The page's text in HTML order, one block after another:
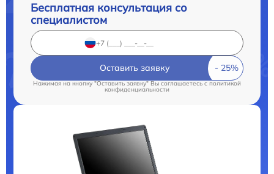
Бесплатная консультация со
специалистом
Оставить заявку
Нажимая на кнопку "Оставить заявку" Вы соглашаетесь cполитикой
конфиденциальности